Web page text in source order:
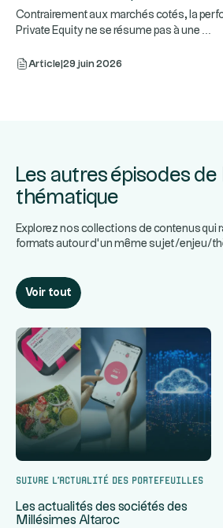
Contrairement aux marchés cotés, la
Private Equity ne se résume pas à une
Article 29 juin 2026
Les autres épisodes de
thématique
Explorez nos collections de contenus qui
formats autour d’un même sujet/enjeu/
Voir tout
Suivre l’actualité des portefeuilles
Les actualités des sociétés des
Millésimes Altaroc